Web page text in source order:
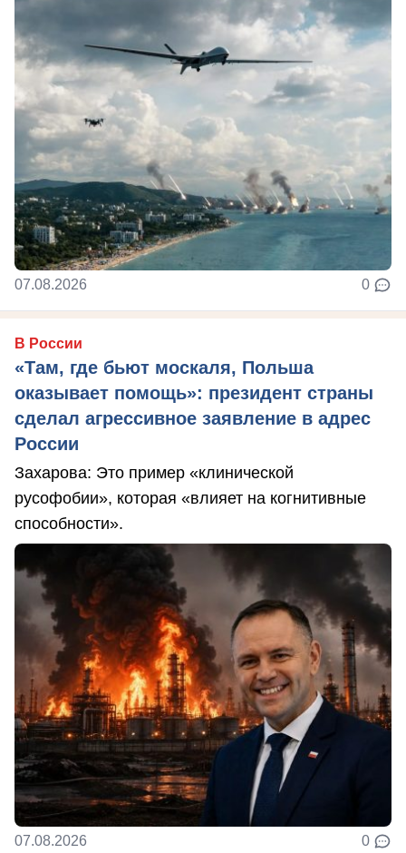
07.08.2026 0
В России
«Там, где бьют москаля, Польша
оказывает помощь»: президент страны
сделал агрессивное заявление в адрес
России
Захарова: Это пример «клинической
русофобии», которая «влияет на когнитивные
способности».
07.08.2026 0